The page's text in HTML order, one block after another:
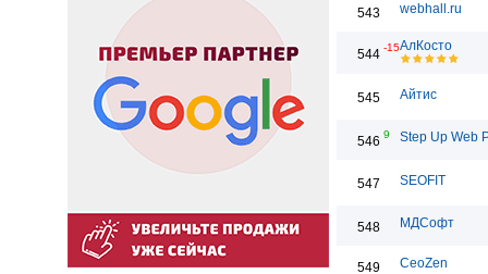
543 webhall.ru
544 -15АлКосто
545 Айтис
546 9 Step Up Web
547 SEOFIT
548 МДСофт
549 CeoZen